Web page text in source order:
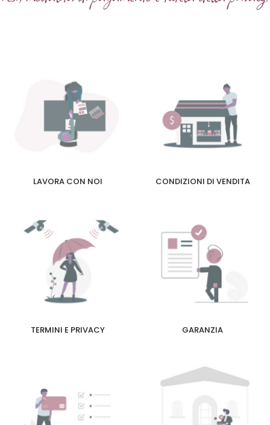
LAVORA CON NOI CONDIZIONI DI VENDITA
TERMINI E PRIVACY GARANZIA